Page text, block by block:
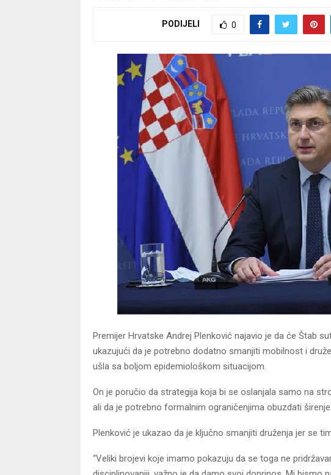
PODIJELI 0
Premijer Hrvatske Andrej Plenković najavio je da će Štab
ukazujući da je potrebno dodatno smanjiti mobilnost i
ušla sa boljom epidemiološkom situacijom.
On je poručio da strategija koja bi se oslanjala samo na
ali da je potrebno formalnim ograničenjima obuzdati
Plenković je ukazao da je ključno smanjiti druženja jer se
“Veliki brojevi koje imamo pokazuju da se toga ne